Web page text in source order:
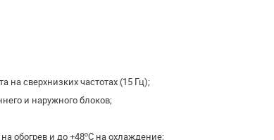
на сверхнизких частотах (15 Гц);
и наружного блоков;
на обогрев и до +48ºС на охлаждение;